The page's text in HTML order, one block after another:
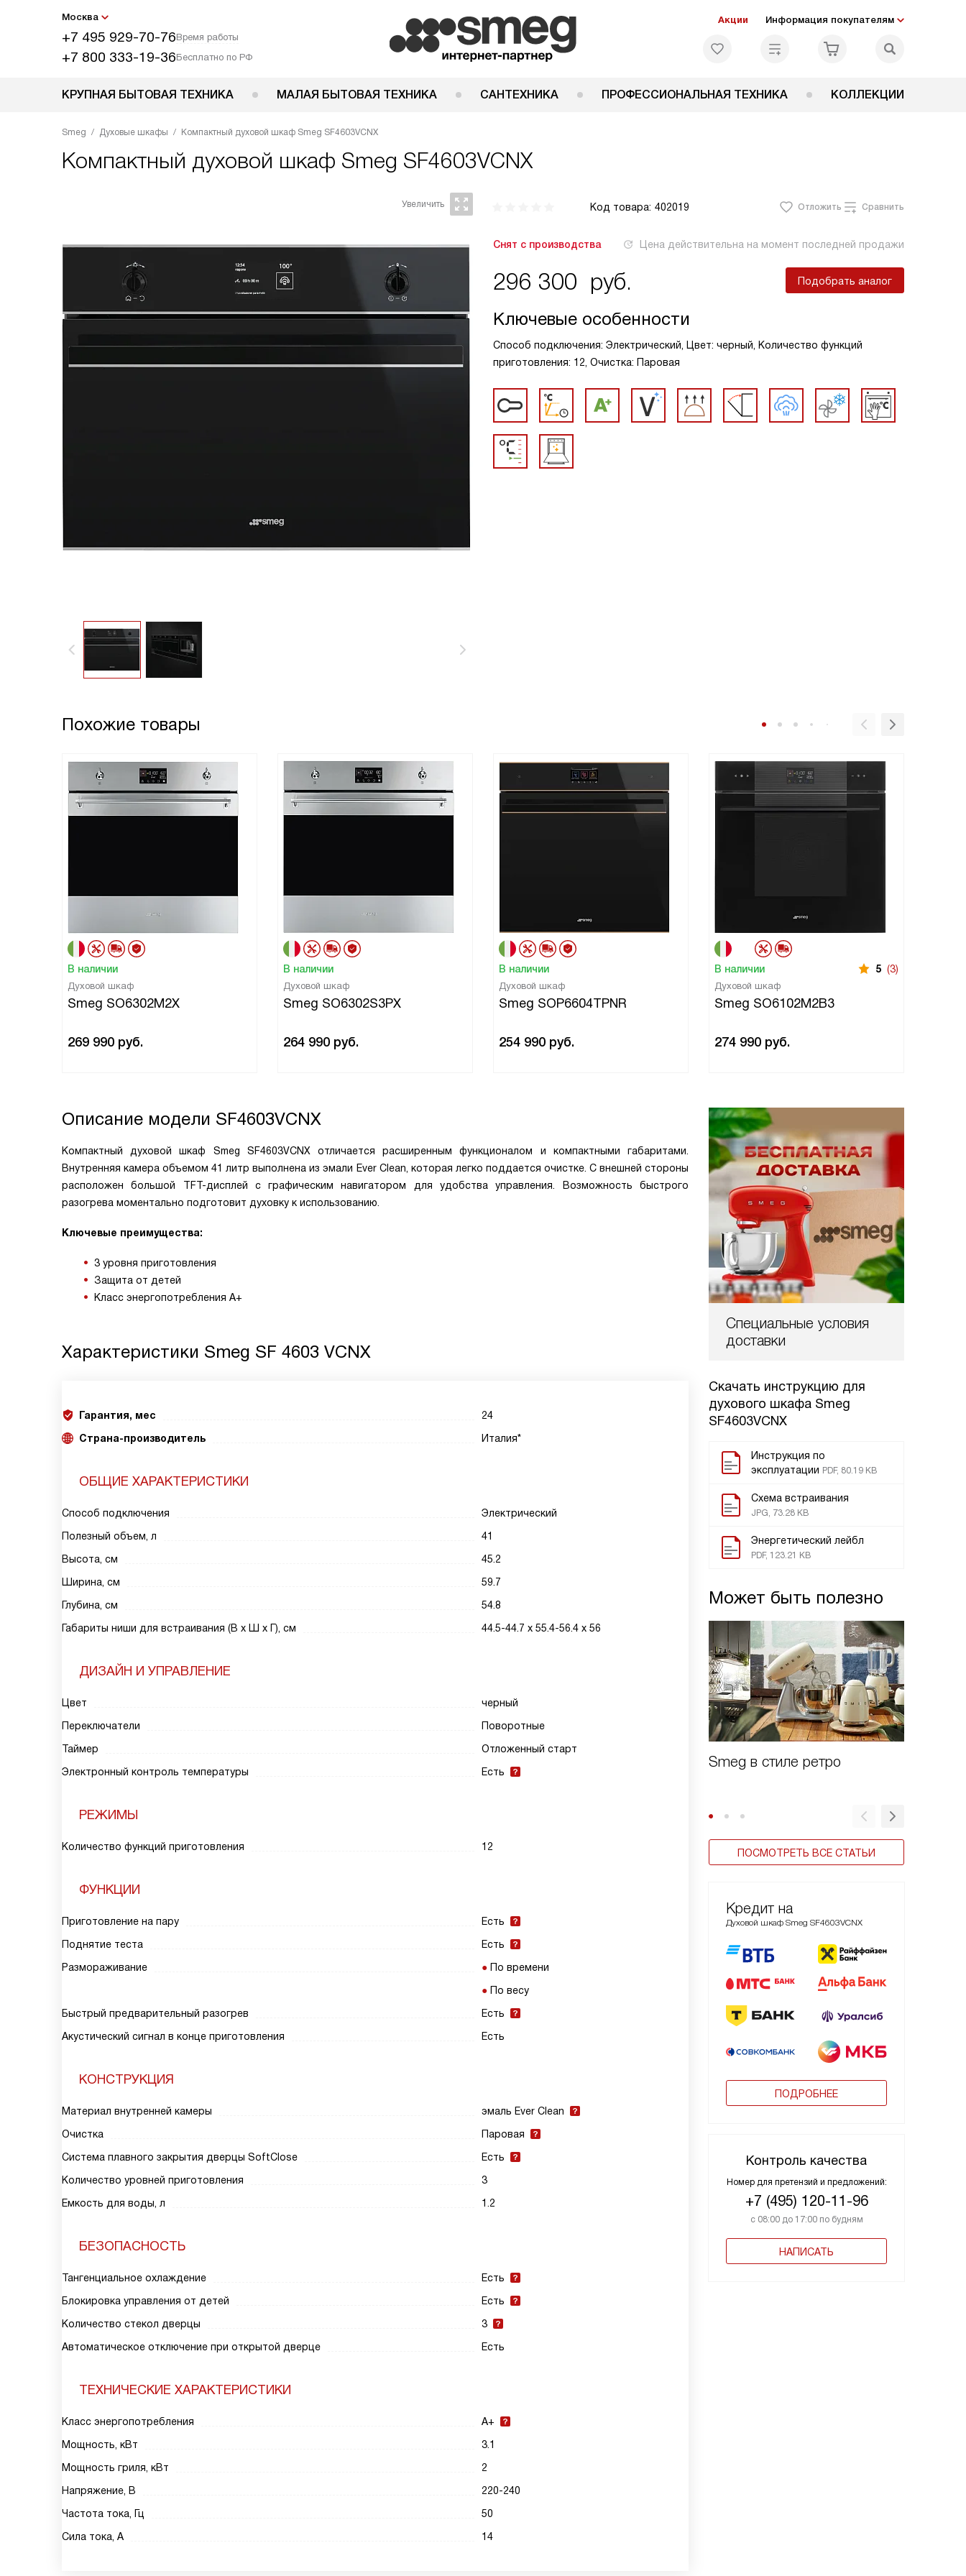
Москва
+7 495 929-70-76Время работы
+7 800 333-19-36Бесплатно по РФ
Акции Информация покупателям
КРУПНАЯ БЫТОВАЯ ТЕХНИКА МАЛАЯ БЫТОВАЯ ТЕХНИКА САНТЕХНИКА ПРОФЕССИОНАЛЬНАЯ ТЕХНИКА КОЛЛЕКЦИИ
Smeg Духовые шкафы Компактный духовой шкаф Smeg SF4603VCNX
Компактный духовой шкаф Smeg SF4603VCNX
Код товара: 402019 Отложить Сравнить
Снят с производства Цена действительна на момент последней продажи
296 300 руб. Подобрать аналог
Ключевые особенности
Способ подключения: Электрический, Цвет: черный, Количество функций
приготовления: 12, Очистка: Паровая
Похожие товары
В наличии
Духовой шкаф
Smeg SO6302M2X
269 990 руб.
В наличии
Духовой шкаф
Smeg SO6302S3PX
264 990 руб.
В наличии
Духовой шкаф
Smeg SOP6604TPNR
254 990 руб.
В наличии 5 (3)
Духовой шкаф
Smeg SO6102M2B3
274 990 руб.
Специальные условия
доставки
Скачать инструкцию для
духового шкафа Smeg
SF4603VCNX
Инструкция по
эксплуатации PDF, 80.19 KB
Схема встраивания
JPG, 73.28 KB
Энергетический лейбл
PDF, 123.21 KB
Может быть полезно
Smeg в стиле ретро
ПОСМОТРЕТЬ ВСЕ СТАТЬИ
Кредит на
Духовой шкаф Smeg SF4603VCNX
ПОДРОБНЕЕ
Контроль качества
Номер для претензий и предложений:
+7 (495) 120-11-96
с 08:00 до 17:00 по будням
НАПИСАТЬ
Описание модели SF4603VCNX
Компактный духовой шкаф Smeg SF4603VCNX отличается расширенным функционалом и компактными габаритами.
Внутренняя камера объемом 41 литр выполнена из эмали Ever Clean, которая легко поддается очистке. С внешней стороны
расположен большой TFT-дисплей с графическим навигатором для удобства управления. Возможность быстрого
разогрева моментально подготовит духовку к использованию.
Ключевые преимущества:
3 уровня приготовления
Защита от детей
Класс энергопотребления А+
Характеристики Smeg SF 4603 VCNX
Гарантия, мес
24
Страна-производитель
Италия*
ОБЩИЕ ХАРАКТЕРИСТИКИ
Способ подключения
Электрический
Полезный объем, л
41
Высота, см
45.2
Ширина, см
59.7
Глубина, см
54.8
Габариты ниши для встраивания (В х Ш х Г), см
44.5-44.7 х 55.4-56.4 х 56
ДИЗАЙН И УПРАВЛЕНИЕ
Цвет
черный
Переключатели
Поворотные
Таймер
Отложенный старт
Электронный контроль температуры
Есть
РЕЖИМЫ
Количество функций приготовления 12
ФУНКЦИИ
Приготовление на пару
Есть
Поднятие теста
Есть
Размораживание
По времени
По весу
Быстрый предварительный разогрев
Есть
Акустический сигнал в конце приготовления
Есть
КОНСТРУКЦИЯ
Материал внутренней камеры
эмаль Ever Clean
Очистка
Паровая
Система плавного закрытия дверцы SoftClose
Есть
Количество уровней приготовления
3
Емкость для воды, л
1.2
БЕЗОПАСНОСТЬ
Тангенциальное охлаждение
Есть
Блокировка управления от детей
Есть
Количество стекол дверцы
3
Автоматическое отключение при открытой дверце
Есть
ТЕХНИЧЕСКИЕ ХАРАКТЕРИСТИКИ
Класс энергопотребления
A+
Мощность, кВт
3.1
Мощность гриля, кВт
2
Напряжение, В
220-240
Частота тока, Гц
50
Сила тока, А
14